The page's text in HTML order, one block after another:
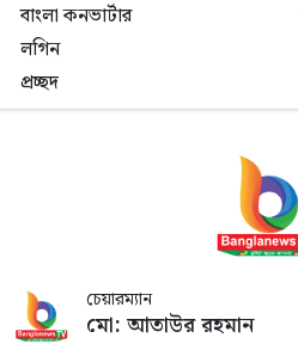
বাংলা কনভার্টার
লগিন
প্রচ্ছদ
চেয়ারম্যান
মো: আতাউর রহমান